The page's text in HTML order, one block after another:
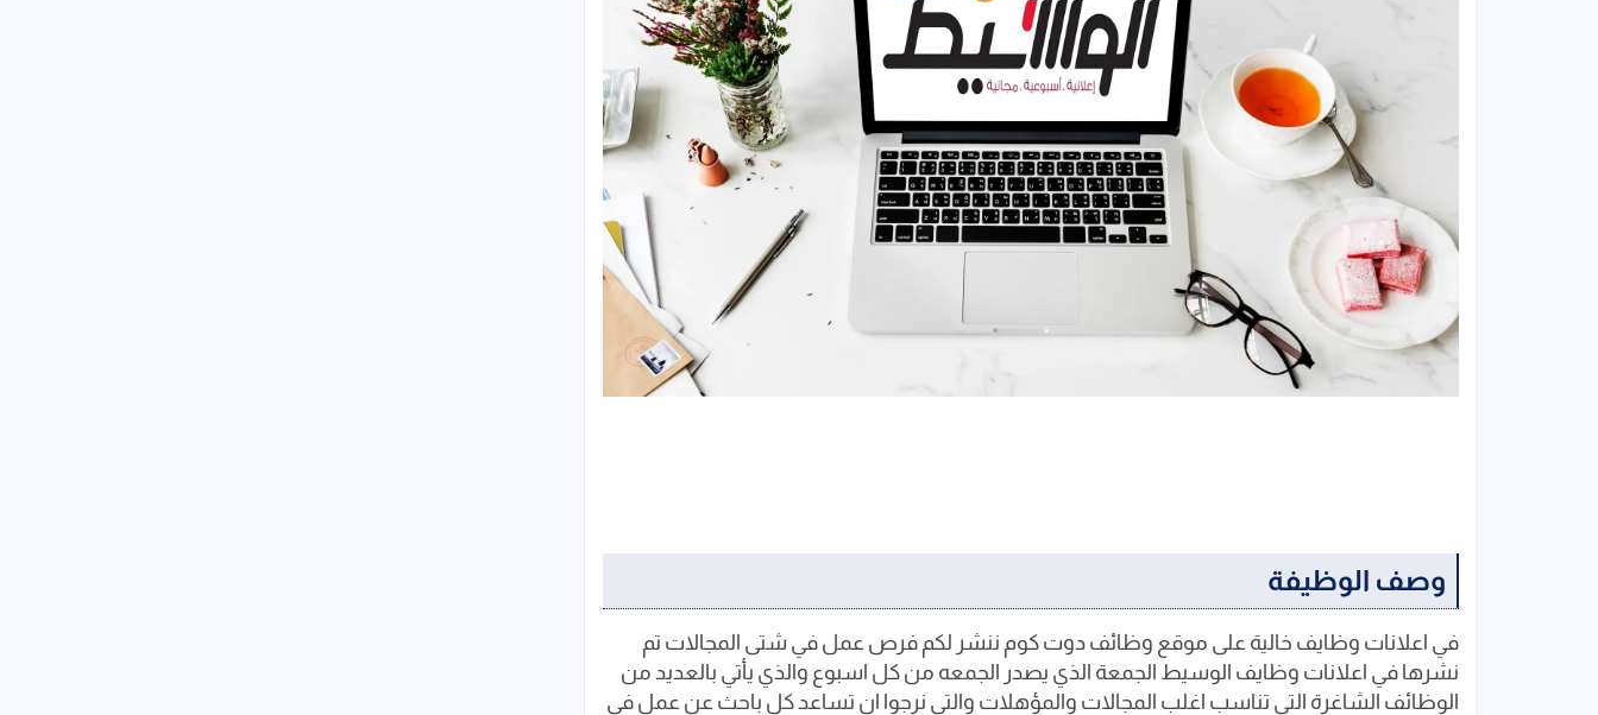
وصف الوظيفة
في اعلانات وظايف خالية على موقع وظائف دوت كوم ننشر لكم فرص عمل في شتى المجالات تم
نشرها في اعلانات وظايف الوسيط الجمعة الذي يصدر الجمعه من كل اسبوع والذي يأتي بالعديد من
الوظائف الشاغرة التى تناسب اغلب المجالات والمؤهلات والتى نرجوا ان تساعد كل باحث عن عمل في